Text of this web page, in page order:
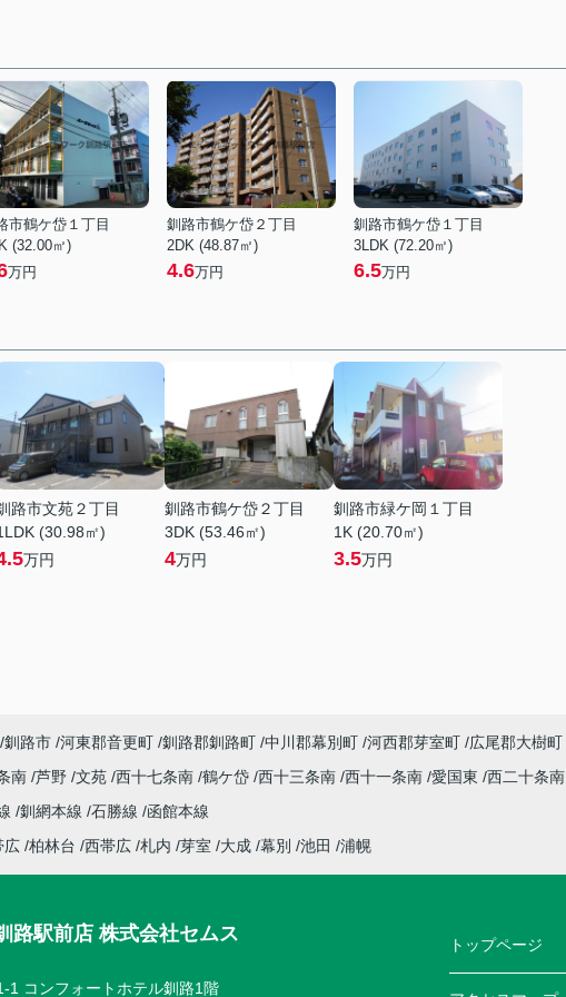
市鶴ケ岱１丁目
(32.00㎡)
万円
釧路市鶴ケ岱２丁目
2DK (48.87㎡)
4.6万円
釧路市鶴ケ岱１丁目
3LDK (72.20㎡)
6.5万円
路市文苑２丁目
(30.98㎡)
万円
釧路市鶴ケ岱２丁目
3DK (53.46㎡)
4万円
釧路市緑ケ岡１丁目
1K (20.70㎡)
3.5万円
釧路市 河東郡音更町 釧路郡釧路町 中川郡幕別町 河西郡芽室町 広尾郡大樹町
南 芦野 文苑 西十七条南 鶴ケ岱 西十三条南 西十一条南 愛国東 西二十条南
釧網本線 石勝線
函館本線
広 柏林台 西帯広 札内 芽室 大成 幕別 池田 浦幌
路駅前店 株式会社セムス
1 コンフォートホテル釧路1階
トップページ